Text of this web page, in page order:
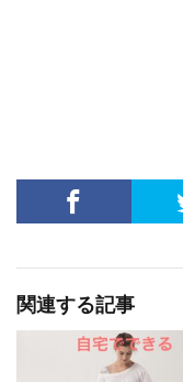
関連する記事